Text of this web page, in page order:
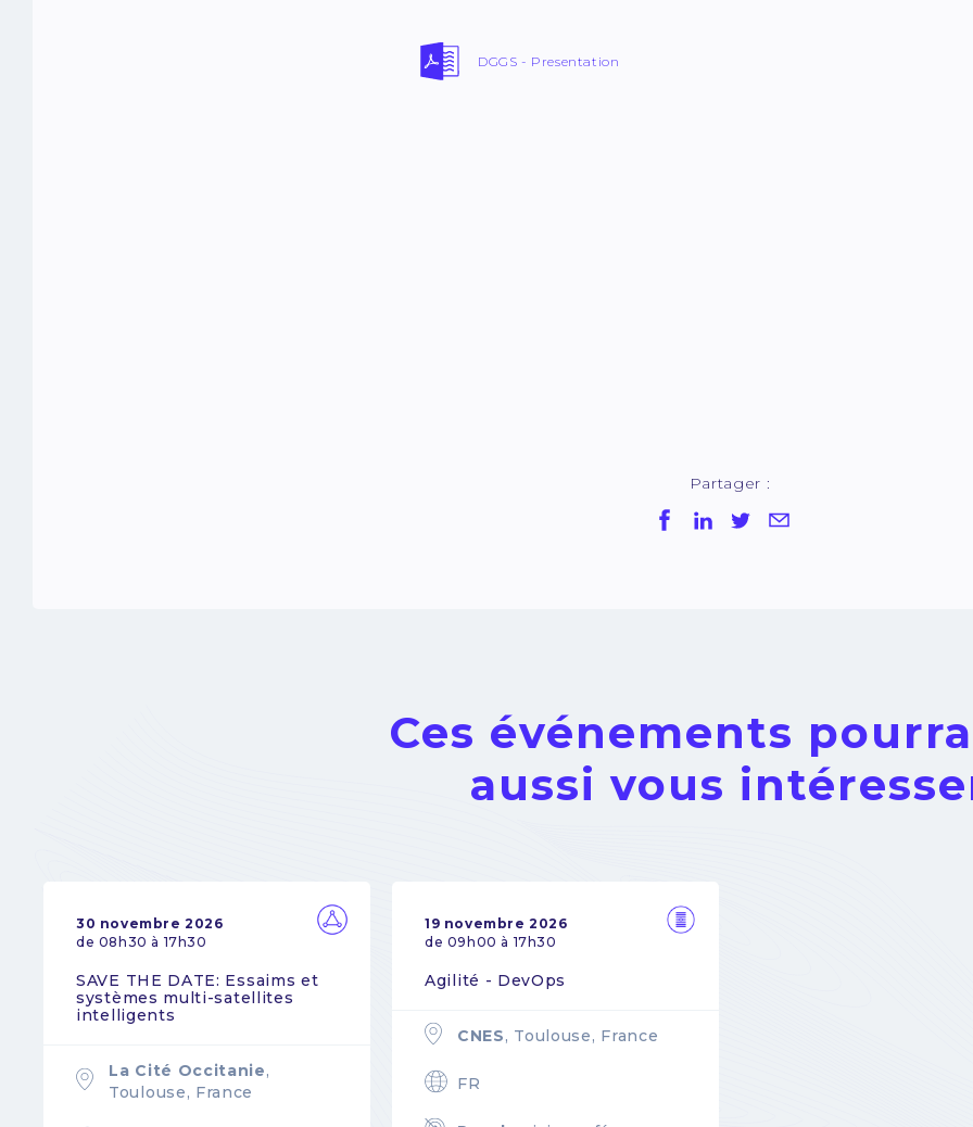
Partager :
DGGS - Presentation
Ces événements
aussi vous
30 novembre 2026
de 08h30 à 17h30
SAVE THE DATE: Essaims et
systèmes multi-satellites
intelligents
La Cité Occitanie,
Toulouse, France
19 novembre 2026
de 09h00 à 17h30
Agilité - DevOps
CNES, Toulouse, France
FR